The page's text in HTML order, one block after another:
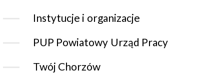
Instytucje i organizacje
PUP Powiatowy Urząd Pracy
Twój Chorzów